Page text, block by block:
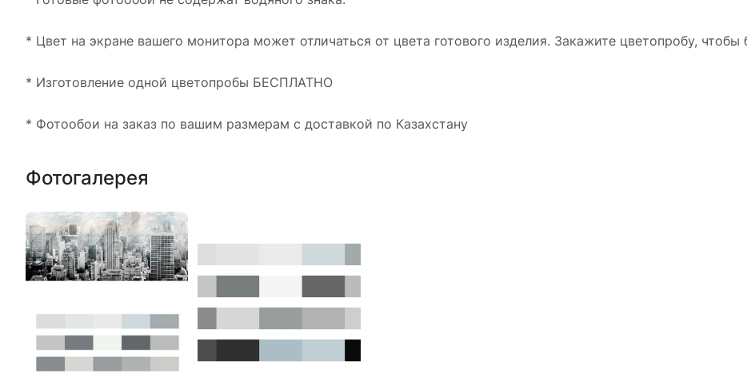
* Цвет на экране вашего монитора может отличаться от цвета готового изделия. Закажите цветопробу,
* Изготовление одной цветопробы БЕСПЛАТНО
* Фотообои на заказ по вашим размерам с доставкой по Казахстану
Фотогалерея